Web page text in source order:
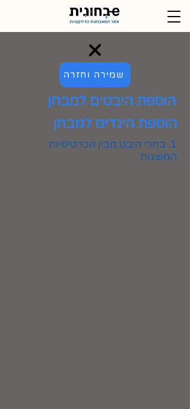
שמירה וחזרה
הוספת היבטים למבחן
הוספת היגדים למבחן
1. בחרי היבט מבין הכרטיסיות
המוצגות